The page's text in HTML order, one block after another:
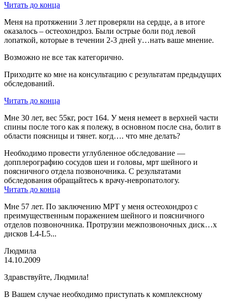
Читать до конца
Меня на протяжении 3 лет проверяли на сердце, а в итоге
оказалось – остеохондроз. Были острые боли под левой
лопаткой, которые в течении 2-3 дней у…нать ваше мнение.
Возможно не все так категорично.
Приходите ко мне на консультацию с результатам предыдущих
обследований.
Читать до конца
Мне 30 лет, вес 55кг, рост 164. У меня немеет в верхней части
спины после того как я полежу, в основном после сна, болит в
области поясницы и тянет. когд…. что мне делать?
Необходимо провести углубленное обследование —
допплерографию сосудов шеи и головы, мрт шейного и
поясничного отдела позвоночника. С результатами
обследования обращайтесь к врачу-невропатологу.
Читать до конца
Мне 57 лет. По заключению МРТ у меня остеохондроз с
преимущественным поражением шейного и поясничного
отделов позвоночника. Протрузии межпозвоночных диск…х
дисков L4-L5...
Людмила
14.10.2009
Здравствуйте, Людмила!
В Вашем случае необходимо приступать к комплексному